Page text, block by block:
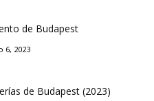
de Budapest
6, 2023
de Budapest (2023)